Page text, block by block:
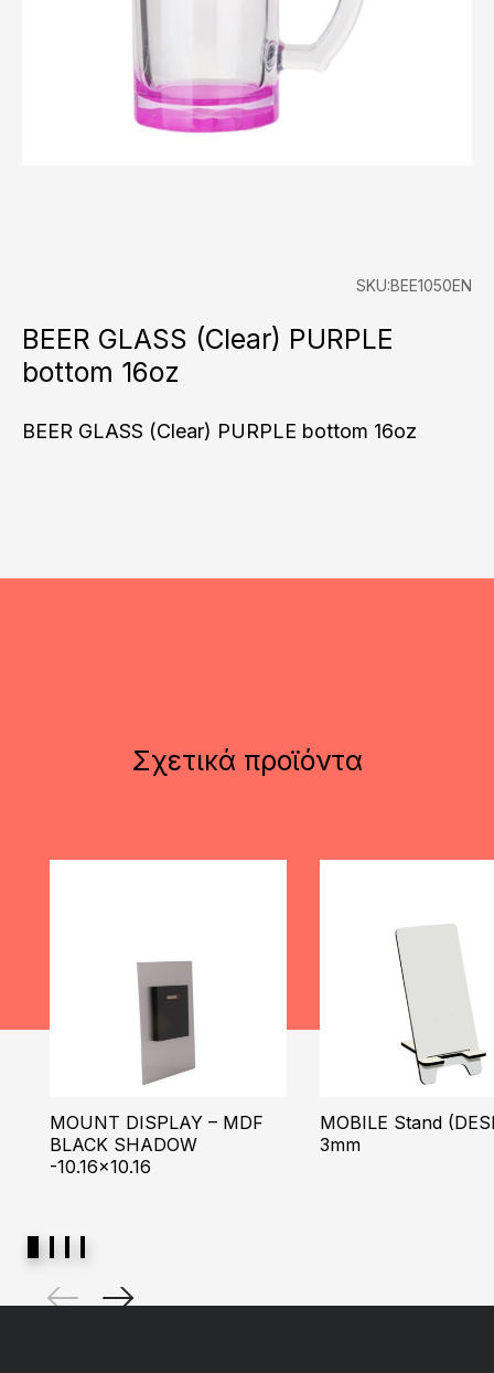
SKU:BEE1050EN
BEER GLASS (Clear) PURPLE
bottom 16oz
BEER GLASS (Clear) PURPLE bottom 16oz
Σχετικά προϊόντα
MOUNT DISPLAY – MDF
BLACK SHADOW
-10.16×10.16
MOBILE Stand
3mm